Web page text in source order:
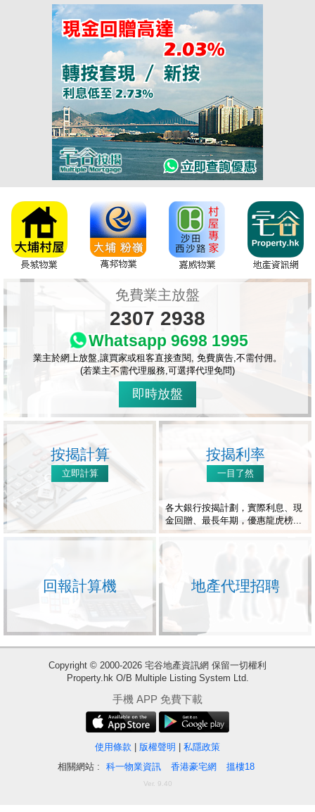
免費業主放盤
2307 2938
Whatsapp 9698 1995
業主於網上放盤,讓買家或租客直接查閱, 免費廣告,不需付佣。
(若業主不需代理服務,可選擇代理免問)
即時放盤
按揭計算
立即計算
按揭利率
一目了然
各大銀行按揭計劃，實際利息、現
金回贈、最長年期，優惠龍虎榜...
回報計算機 地產代理招聘
Copyright © 2000-2026 宅谷地產資訊網 保留一切權利
Property.hk O/B Multiple Listing System Ltd.
手機 APP 免費下載
使用條款 版權聲明
私隱政策
相關網站 :
科一物業資訊 香港豪宅網 搵樓18
Ver. 9.40